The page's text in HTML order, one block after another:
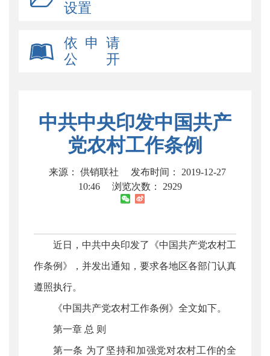
设置
依 申 请
公 开
中共中央印发中国共产
党农村工作条例
来源： 供销联社
发布时间： 2019-12-27
10:46
浏览次数： 2929
近日，中共中央印发了《中国共产党农村工
作条例》，并发出通知，要求各地区各部门认真
遵照执行。
《中国共产党农村工作条例》全文如下。
第一章 总 则
第一条 为了坚持和加强党对农村工作的全